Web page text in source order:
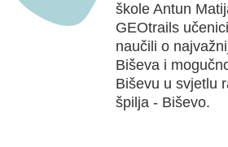
škole Antun
GEOtrails
naučili o
Biševa i
Biševu u svjetlu
špilja - Biševo.